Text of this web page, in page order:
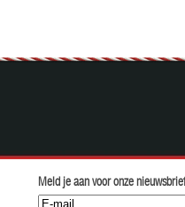
Meld je aan voor onze